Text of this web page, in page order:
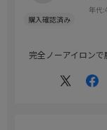
年代:
完全ノーアイロンで